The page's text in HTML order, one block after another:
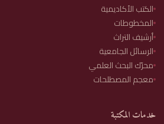
الكتب الأكاديمية
المخطوطات
أرشيف التراث
الرسائل الجامعية
محرّك البحث العلمي
معجم المصطلحات
خدمات المكتبة